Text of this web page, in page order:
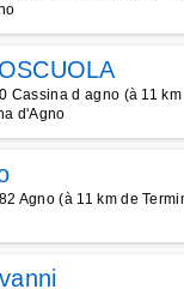
Cassina d agno (à 11
d'Agno
Agno (à 11 km de